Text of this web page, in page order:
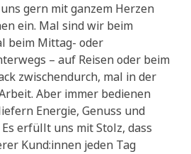
gern mit ganzem Herzen
ein. Mal sind wir beim
beim Mittag- oder
– auf Reisen oder beim
zwischendurch, mal in der
Aber immer bedienen
Energie, Genuss und
erfüllt uns mit Stolz, dass
Kund:innen jeden Tag